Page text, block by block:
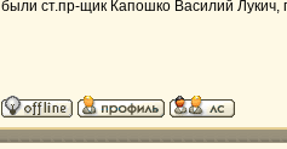
были ст.пр-щик Капошко Василий Лукич,